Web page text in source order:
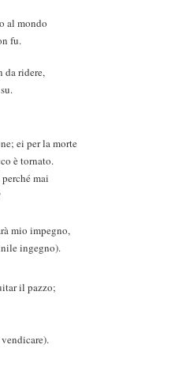
al mondo
fu.
da ridere,
ei per la morte
è tornato.
mai
mio impegno,
ingegno).
il pazzo;